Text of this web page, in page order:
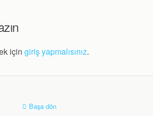
için giriş yapmalısınız.
Başa dön